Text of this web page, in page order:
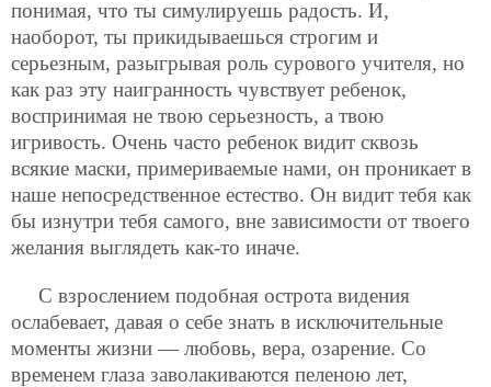
понимая, что ты симулируешь радость. И,
наоборот, ты прикидываешься строгим и
серьезным, разыгрывая роль сурового учителя, но
как раз эту наигранность чувствует ребенок,
воспринимая не твою серьезность, а твою
игривость. Очень часто ребенок видит сквозь
всякие маски, примериваемые нами, он проникает в
наше непосредственное естество. Он видит тебя как
бы изнутри тебя самого, вне зависимости от твоего
желания выглядеть как-то иначе.
С взрослением подобная острота видения
ослабевает, давая о себе знать в исключительные
моменты жизни — любовь, вера, озарение. Со
временем глаза заволакиваются пеленою лет,